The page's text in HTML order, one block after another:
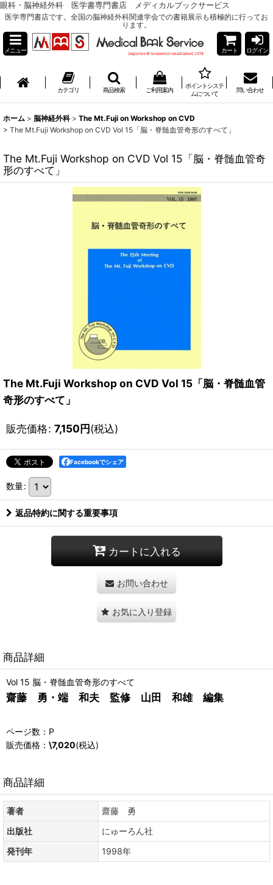
眼科・脳神経外科 医学書専門書店 メディカルブックサービス
医学専門書店です。全国の脳神経外科関連学会での書籍展示も積極的に行ってお
ります。
メニュー カート ログイン
カテゴリ 商品検索 ご利用案内
ポイントシステ
ムについて
問い合わせ
ホーム > 脳神経外科 > The Mt.Fuji on Workshop on CVD
> The Mt.Fuji Workshop on CVD Vol 15「脳・脊髄血管奇形のすべて」
The Mt.Fuji Workshop on CVD Vol 15「脳・脊髄血管奇
形のすべて」
The Mt.Fuji Workshop on CVD Vol 15「脳・脊髄血管
奇形のすべて」
販売価格: 7,150円(税込)
Facebookでシェア
数量:
返品特約に関する重要事項
カートに入れる
お問い合わせ
お気に入り登録
商品詳細
Vol 15 脳・脊髄血管奇形のすべて
齋藤 勇・端 和夫 監修 山田 和雄 編集
ページ数：P
販売価格： \7,020(税込)
商品詳細
著者
齋藤 勇
出版社
にゅーろん社
発刊年
1998年